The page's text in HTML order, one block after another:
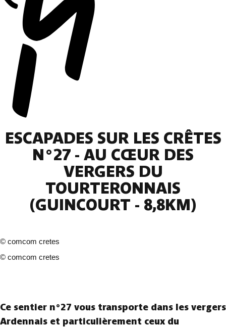
ESCAPADES SUR LES CRÊTES
N°27 - AU CŒUR DES
VERGERS DU
TOURTERONNAIS
(GUINCOURT - 8,8KM)
© comcom cretes
© comcom cretes
Ce sentier n°27 vous transporte dans les vergers
Ardennais et particulièrement ceux du